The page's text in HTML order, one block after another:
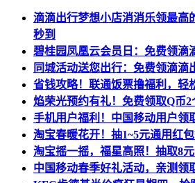
滴滴出行梦想小店消消乐领最高
秒到
碧桂园凤凰云会员日：免费领滴
同城活动送您出行：免费领滴滴
省钱攻略！联通饭票撸福利，轻
焰荣光预约有礼！免费领取Q币
手机用户福利！中国移动用户领
淘宝春暖花开！抽1~5元通用红
淘宝摇一摇，福星高照！抽取8元
中国移动春季好礼活动，亲测领